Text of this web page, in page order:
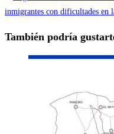
inmigrantes con dificultades en
También podría